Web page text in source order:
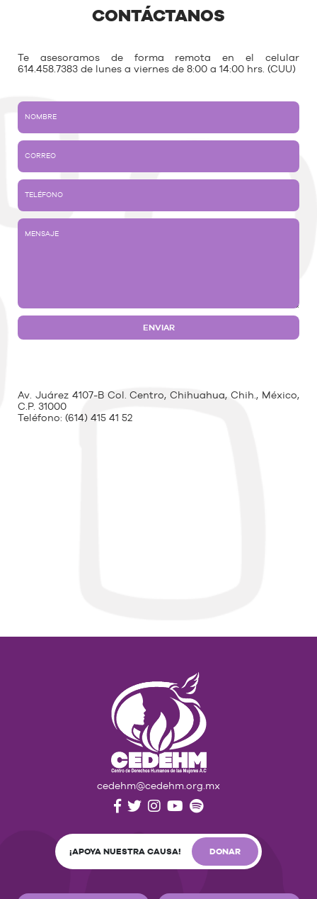
CONTÁCTANOS
Te asesoramos de forma remota en el celular
614.458.7383 de lunes a viernes de 8:00 a 14:00 hrs. (CUU)
Av. Juárez 4107-B Col. Centro, Chihuahua, Chih., México,
C.P. 31000
Teléfono: (614) 415 41 52
cedehm@cedehm.org.mx
¡APOYA NUESTRA CAUSA! DONAR